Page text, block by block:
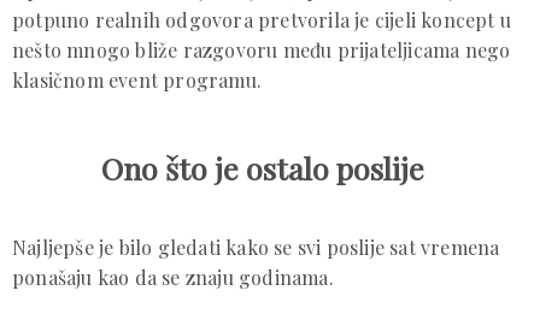
potpuno realnih odgovora pretvorila je cijeli koncept u
nešto mnogo bliže razgovoru među prijateljicama nego
klasičnom event programu.
Ono što je ostalo poslije
Najljepše je bilo gledati kako se svi poslije sat vremena
ponašaju kao da se znaju godinama.